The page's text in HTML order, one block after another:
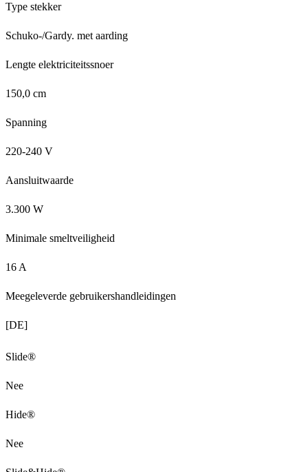
Type stekker
Schuko-/Gardy. met aarding
Lengte elektriciteitssnoer
150,0 cm
Spanning
220-240 V
Aansluitwaarde
3.300 W
Minimale smeltveiligheid
16 A
Meegeleverde gebruikershandleidingen
[DE]
Slide®
Nee
Hide®
Nee